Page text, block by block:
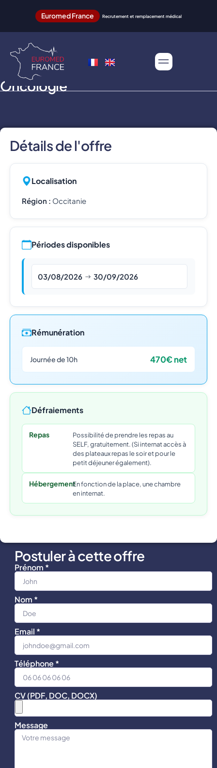
Euromed France Recrutement et remplacement médical
Oncologie
Détails de l'offre
Localisation
Région : Occitanie
Périodes disponibles
03/08/2026 30/09/2026
Rémunération
Journée de 10h 470€ net
Défraiements
Repas
Possibilité de prendre les repas au
SELF, gratuitement. (Si internat accès à
des plateaux repas le soir et pour le
petit déjeuner également).
HébergementEn fonction de la place, une chambre
en internat.
Postuler à cette offre
Prénom *
Nom *
Email *
Téléphone *
CV (PDF, DOC, DOCX)
Message